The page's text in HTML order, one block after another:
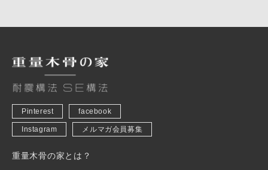
Pinterest facebook
Instagram メルマガ会員募集
重量木骨の家とは？